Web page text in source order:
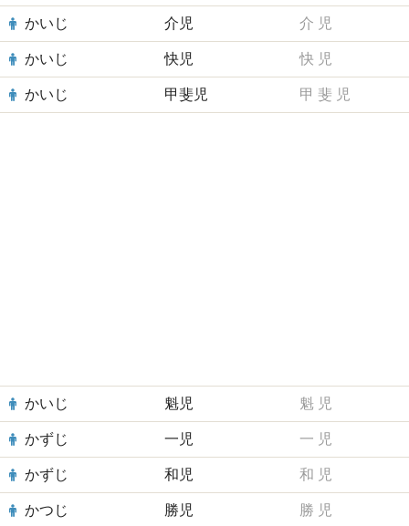
かいじ 介児 介 児
かいじ 快児 快 児
かいじ 甲斐児 甲 斐 児
かいじ 魁児 魁 児
かずじ 一児 一 児
かずじ 和児 和 児
かつじ 勝児 勝 児